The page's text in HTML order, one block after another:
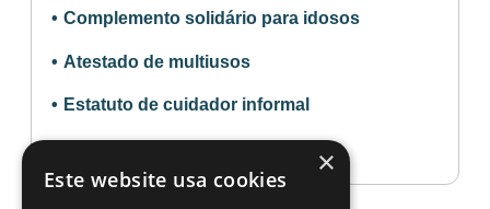
Complemento solidário para idosos
Atestado de multiusos
Estatuto de cuidador informal
×
Este website usa cookies